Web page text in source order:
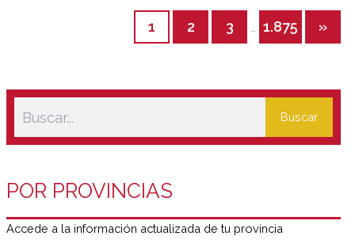
1 2 3 1.875 »
Buscar
POR PROVINCIAS
Accede a la información actualizada de tu provincia